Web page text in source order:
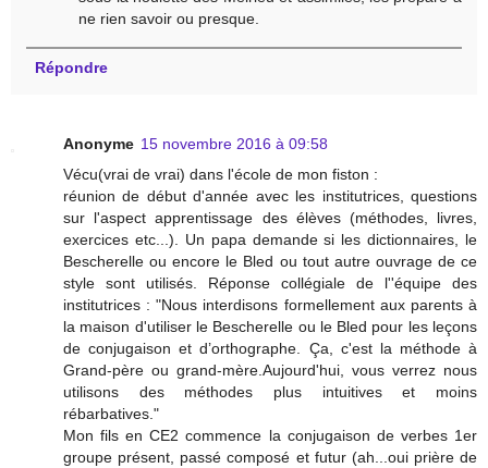
ne rien savoir ou presque.
Répondre
Anonyme 15 novembre 2016 à 09:58
Vécu(vrai de vrai) dans l'école de mon fiston :
réunion de début d'année avec les institutrices, questions
sur l'aspect apprentissage des élèves (méthodes, livres,
exercices etc...). Un papa demande si les dictionnaires, le
Bescherelle ou encore le Bled ou tout autre ouvrage de ce
style sont utilisés. Réponse collégiale de l''équipe des
institutrices : "Nous interdisons formellement aux parents à
la maison d'utiliser le Bescherelle ou le Bled pour les leçons
de conjugaison et d’orthographe. Ça, c'est la méthode à
Grand-père ou grand-mère.Aujourd'hui, vous verrez nous
utilisons des méthodes plus intuitives et moins
rébarbatives."
Mon fils en CE2 commence la conjugaison de verbes 1er
groupe présent, passé composé et futur (ah...oui prière de